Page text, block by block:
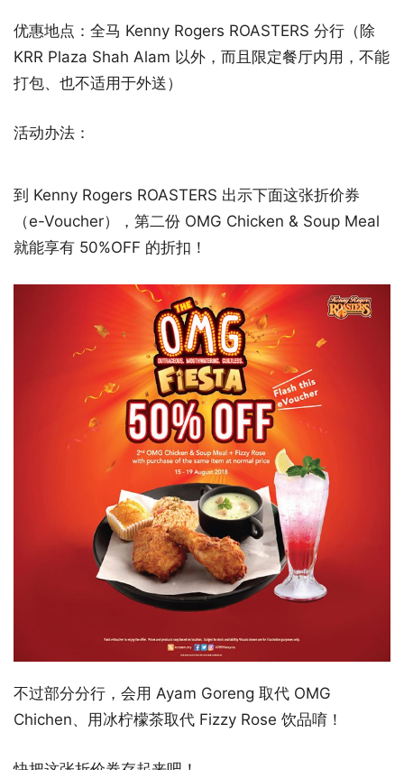
优惠地点：全马 Kenny Rogers ROASTERS 分行（除
KRR Plaza Shah Alam 以外，而且限定餐厅内用，不能
打包、也不适用于外送）
活动办法：
到 Kenny Rogers ROASTERS 出示下面这张折价券
（e-Voucher），第二份 OMG Chicken & Soup Meal
就能享有 50%OFF 的折扣！
不过部分分行，会用 Ayam Goreng 取代 OMG
Chichen、用冰柠檬茶取代 Fizzy Rose 饮品唷！